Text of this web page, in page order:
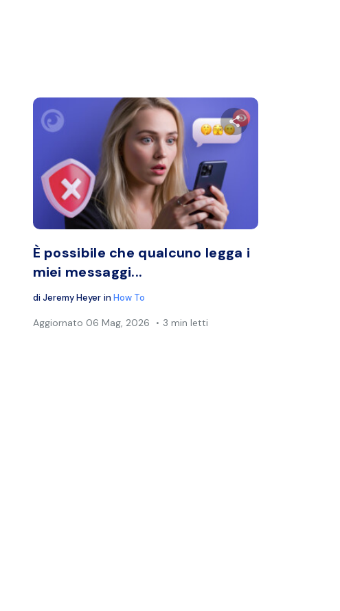
questo articolo
Copia link
Condividi questo
È possibile che qualcuno legga i
miei messaggi...
di Jeremy Heyer in How To
Aggiornato 06 Mag, 2026 3 min letti